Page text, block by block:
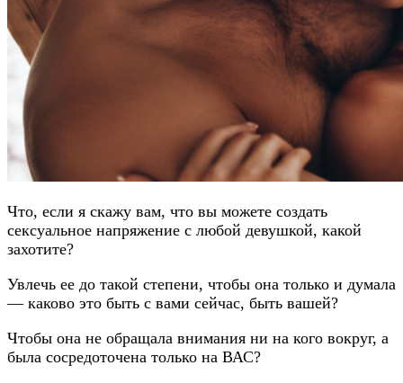
Что, если я скажу вам, что вы можете создать
сексуальное напряжение с любой девушкой, какой
захотите?
Увлечь ее до такой степени, чтобы она только и думала
— каково это быть с вами сейчас, быть вашей?
Чтобы она не обращала внимания ни на кого вокруг, а
была сосредоточена только на ВАС?